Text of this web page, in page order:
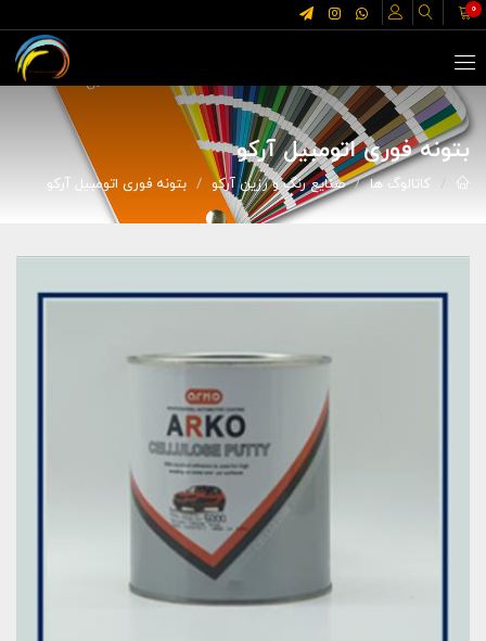
0
بتونه فوری اتومبیل آرکو
کاتالوگ ها صنایع رنگ و رزین آرکو بتونه فوری اتومبیل آرکو